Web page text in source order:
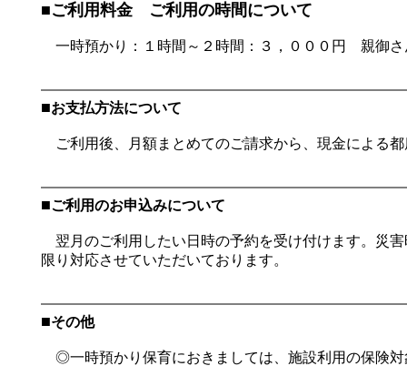
■ご利用料金 ご利用の時間について
一時預かり：１時間～２時間：３，０００円 親御さ
■お支払方法について
ご利用後、月額まとめてのご請求から、現金による
■ご利用のお申込みについて
翌月のご利用したい日時の予約を受け付けます。災
限り対応させていただいております。
■その他
◎一時預かり保育におきましては、施設利用の保険